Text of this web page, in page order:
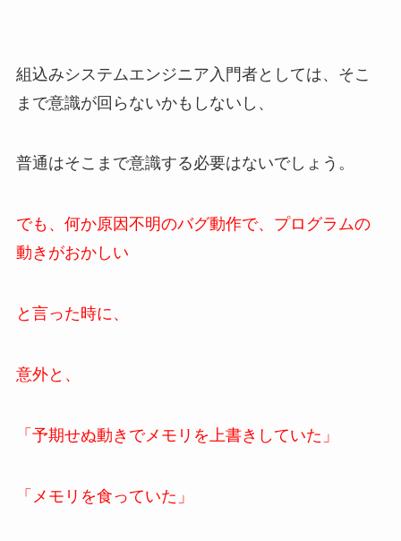
組込みシステムエンジニア入門者としては、そこ
まで意識が回らないかもしないし、
普通はそこまで意識する必要はないでしょう。
でも、何か原因不明のバグ動作で、プログラムの
動きがおかしい
と言った時に、
意外と、
「予期せぬ動きでメモリを上書きしていた」
「メモリを食っていた」